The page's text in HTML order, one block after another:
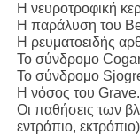
Η νευροτροφική
Η παράλυση του
Η ρευματοειδής
Το σύνδρομο
Το σύνδρομο
Η νόσος του Grave.
Οι παθήσεις των
εντρόπιο,